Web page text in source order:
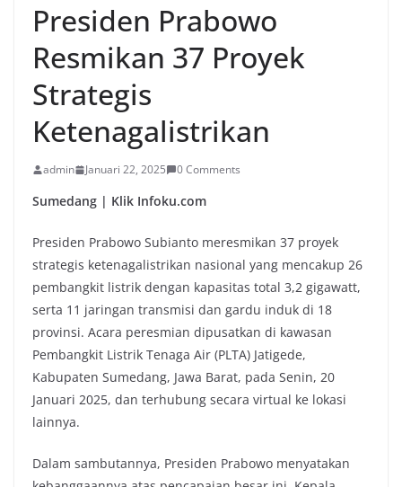
Presiden Prabowo
Resmikan 37 Proyek
Strategis
Ketenagalistrikan
admin Januari 22, 2025 0 Comments
Sumedang | Klik Infoku.com
Presiden Prabowo Subianto meresmikan 37 proyek
strategis ketenagalistrikan nasional yang mencakup 26
pembangkit listrik dengan kapasitas total 3,2 gigawatt,
serta 11 jaringan transmisi dan gardu induk di 18
provinsi. Acara peresmian dipusatkan di kawasan
Pembangkit Listrik Tenaga Air (PLTA) Jatigede,
Kabupaten Sumedang, Jawa Barat, pada Senin, 20
Januari 2025, dan terhubung secara virtual ke lokasi
lainnya.
Dalam sambutannya, Presiden Prabowo menyatakan